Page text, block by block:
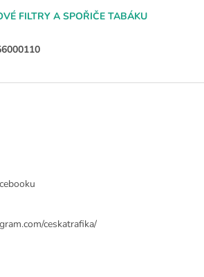
FILTRY A SPOŘIČE TABÁKU
ceskatrafika/